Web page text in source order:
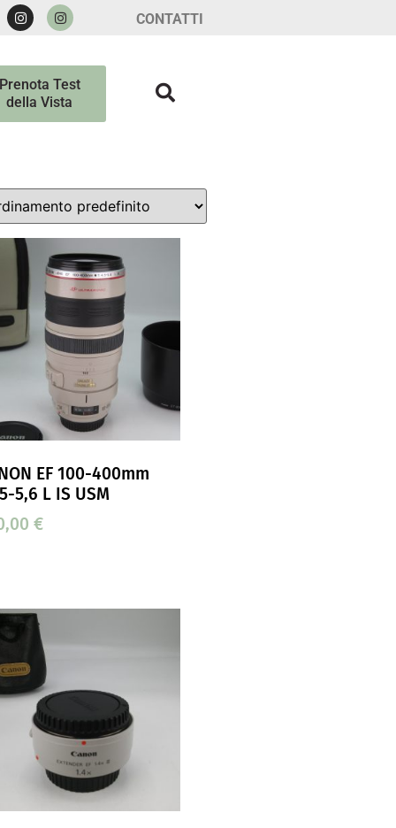
CONTATTI
Test
della Vista
EF 100-400mm
5,6 L IS USM
€